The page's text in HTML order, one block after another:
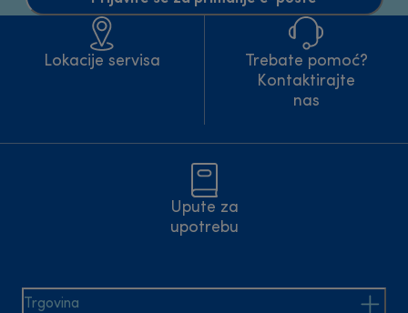
Lokacije servisa
Trebate pomoć?
Kontaktirajte
nas
Upute za
upotrebu
Trgovina